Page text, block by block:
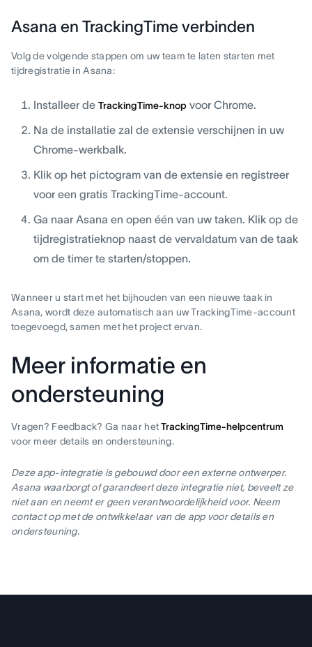
Asana en TrackingTime verbinden
Volg de volgende stappen om uw team te laten starten met
tijdregistratie in Asana:
Installeer de TrackingTime-knop voor Chrome.
Na de installatie zal de extensie verschijnen in uw
Chrome-werkbalk.
Klik op het pictogram van de extensie en registreer
voor een gratis TrackingTime-account.
Ga naar Asana en open één van uw taken. Klik op de
tijdregistratieknop naast de vervaldatum van de taak
om de timer te starten/stoppen.
Wanneer u start met het bijhouden van een nieuwe taak in
Asana, wordt deze automatisch aan uw TrackingTime-account
toegevoegd, samen met het project ervan.
Meer informatie en
ondersteuning
Vragen? Feedback? Ga naar hetTrackingTime-helpcentrum
voor meer details en ondersteuning.
Deze app-integratie is gebouwd door een externe ontwerper.
Asana waarborgt of garandeert deze integratie niet, beveelt ze
niet aan en neemt er geen verantwoordelijkheid voor. Neem
contact op met de ontwikkelaar van de app voor details en
ondersteuning.